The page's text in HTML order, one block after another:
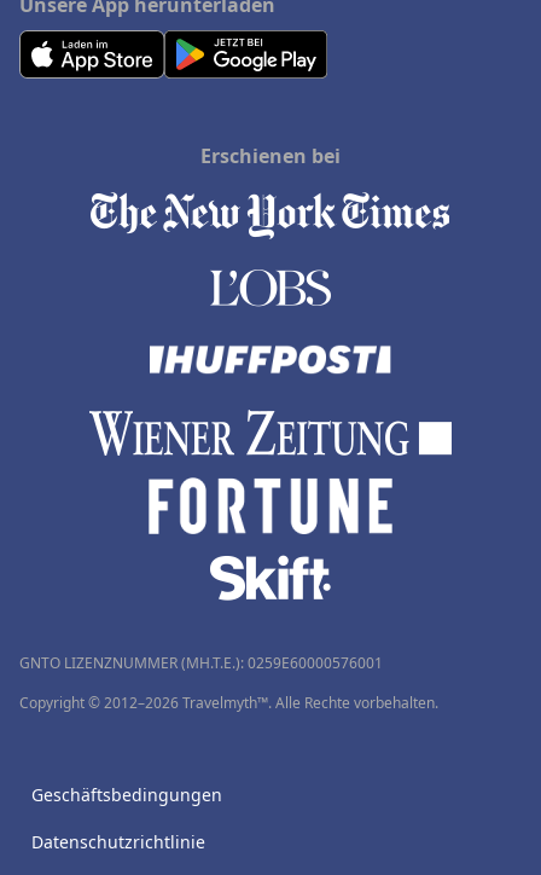
Erschienen bei
GNTO LIZENZNUMMER (MH.T.E.): 0259Ε60000576001
Copyright © 2012–2026 Travelmyth™. Alle Rechte vorbehalten.
Geschäftsbedingungen
Datenschutzrichtlinie